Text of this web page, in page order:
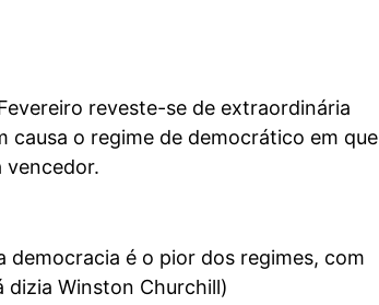
reveste-se de extraordinária
causa o regime de democrático em que
vencedor.
democracia é o pior dos regimes, com
dizia Winston Churchill)